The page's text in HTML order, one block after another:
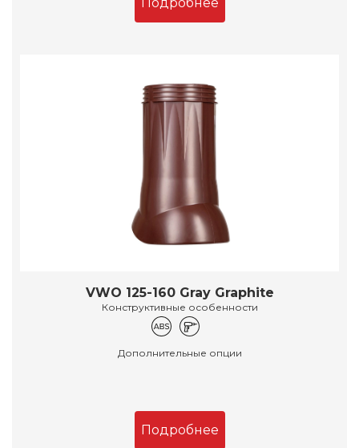
Подробнее
VWO 125-160 Gray Graphite
Конструктивные особенности
Дополнительные опции
Подробнее